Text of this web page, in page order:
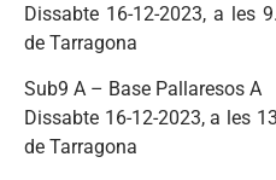
Dissabte 16-12-2023, a les
de Tarragona
Sub9 A – Base Pallaresos A
Dissabte 16-12-2023, a les
de Tarragona